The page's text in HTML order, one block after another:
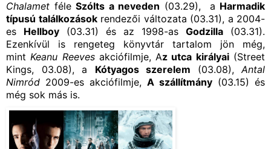
Chalamet féle Szólts a neveden (03.29), a Harmadik
típusú találkozásokrendezői változata (03.31), a 2004-
es Hellboy (03.31) és az 1998-as Godzilla (03.31).
Ezenkívül is rengeteg könyvtár tartalom jön még,
mintKeanu Reevesakciófilmje, Az utca királyai(Street
Kings, 03.08), a Kótyagos szerelem (03.08),Antal
Nimród 2009-es akciófilmje, A szállítmány (03.15) és
még sok más is.